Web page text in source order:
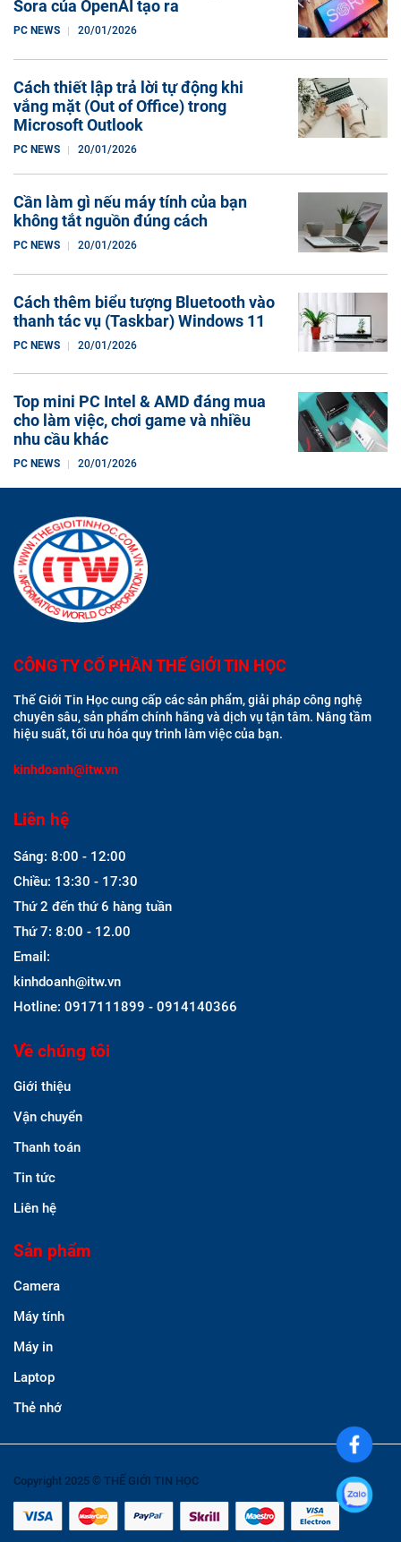
Sora của OpenAI tạo ra
PC NEWS 20/01/2026
Cách thiết lập trả lời tự động khi
vắng mặt (Out of Office) trong
Microsoft Outlook
PC NEWS 20/01/2026
Cần làm gì nếu máy tính của bạn
không tắt nguồn đúng cách
PC NEWS 20/01/2026
Cách thêm biểu tượng Bluetooth vào
thanh tác vụ (Taskbar) Windows 11
PC NEWS 20/01/2026
Top mini PC Intel & AMD đáng mua
cho làm việc, chơi game và nhiều
nhu cầu khác
PC NEWS 20/01/2026
CÔNG TY CỔ PHẦN THẾ GIỚI TIN HỌC
Thế Giới Tin Học cung cấp các sản phẩm, giải pháp công nghệ
chuyên sâu, sản phẩm chính hãng và dịch vụ tận tâm. Nâng tầm
hiệu suất, tối ưu hóa quy trình làm việc của bạn.
kinhdoanh@itw.vn
Liên hệ
Sáng: 8:00 - 12:00
Chiều: 13:30 - 17:30
Thứ 2 đến thứ 6 hàng tuần
Thứ 7: 8:00 - 12.00
Email:
kinhdoanh@itw.vn
Hotline: 0917111899 - 0914140366
Về chúng tôi
Giới thiệu
Vận chuyển
Thanh toán
Tin tức
Liên hệ
Sản phẩm
Camera
Máy tính
Máy in
Laptop
Thẻ nhớ
Copyright 2025 © THẾ GIỚI TIN HỌC